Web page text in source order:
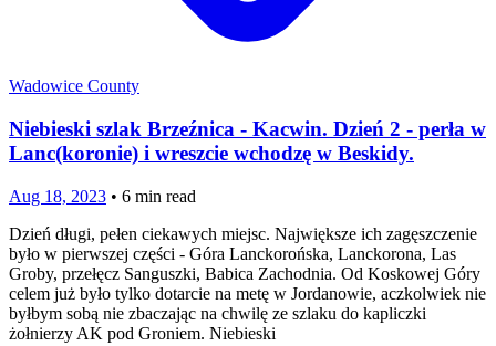
Wadowice County
Niebieski szlak Brzeźnica - Kacwin. Dzień 2 - perła w
Lanc(koronie) i wreszcie wchodzę w Beskidy.
Aug 18, 2023 • 6 min read
Dzień długi, pełen ciekawych miejsc. Największe ich zagęszczenie
było w pierwszej części - Góra Lanckorońska, Lanckorona, Las
Groby, przełęcz Sanguszki, Babica Zachodnia. Od Koskowej Góry
celem już było tylko dotarcie na metę w Jordanowie, aczkolwiek nie
byłbym sobą nie zbaczając na chwilę ze szlaku do kapliczki
żołnierzy AK pod Groniem. Niebieski